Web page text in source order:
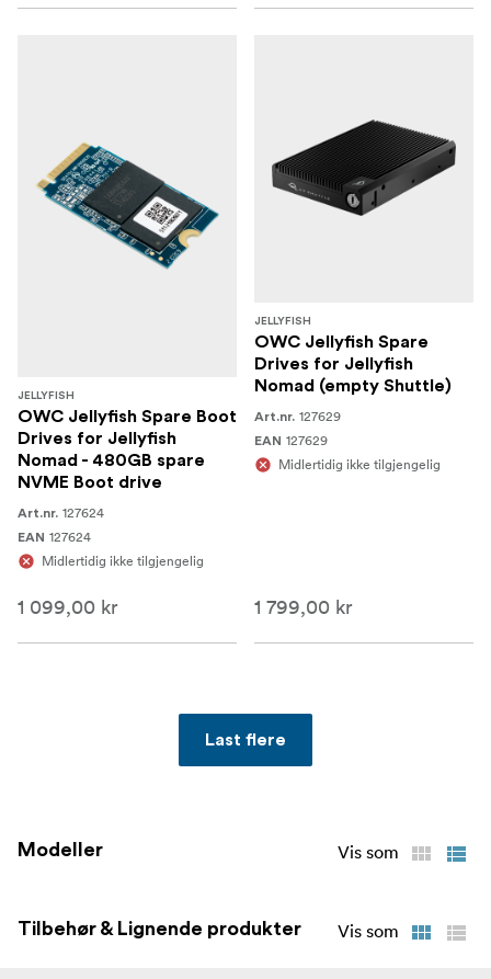
JELLYFISH
OWC Jellyfish Spare Boot
Drives for Jellyfish
Nomad - 480GB spare
NVME Boot drive
Art.nr. 127624
EAN 127624
Midlertidig ikke tilgjengelig
1 099,00 kr
JELLYFISH
OWC Jellyfish Spare
Drives for Jellyfish
Nomad (empty Shuttle)
Art.nr. 127629
EAN 127629
Midlertidig ikke tilgjengelig
1 799,00 kr
Last flere
Modeller Vis som
Tilbehør & Lignende produkter Vis som